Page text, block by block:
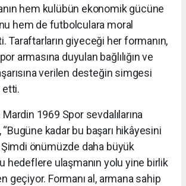
hem kulübün ekonomik gücüne
hem de futbolculara moral
Taraftarların giyeceği her formanın,
armasına duyulan bağlılığın ve
verilen desteğin simgesi
etti.
1969 Spor sevdalılarına
kadar bu başarı hikâyesini
Şimdi önümüzde daha büyük
hedeflere ulaşmanın yolu yine birlik
geçiyor. Formanı al, armana sahip